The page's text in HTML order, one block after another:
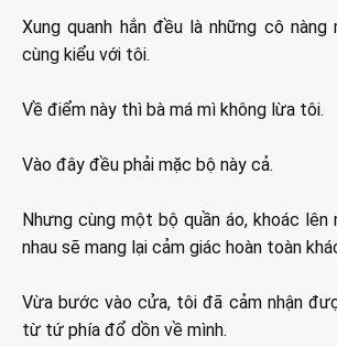
Xung quanh hắn đều là những cô nàng
cùng kiểu với tôi.
Về điểm này thì bà má mì không lừa tôi.
Vào đây đều phải mặc bộ này cả.
Nhưng cùng một bộ quần áo, khoác lên
nhau sẽ mang lại cảm giác hoàn toàn
Vừa bước vào cửa, tôi đã cảm nhận
từ tứ phía đổ dồn về mình.